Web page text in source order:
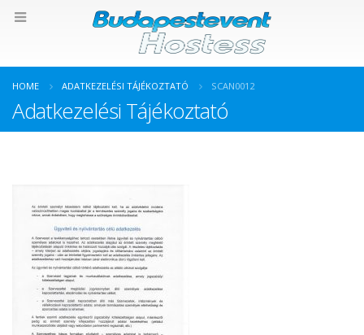
HOME ADATKEZELÉSI TÁJÉKOZTATÓ SCAN0012
Adatkezelési Tájékoztató